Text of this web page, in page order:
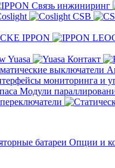
Связь инжиниринг
CSB
IPPON
Yuasa Контакт
мониторинга и
Модули
батареи Опции и